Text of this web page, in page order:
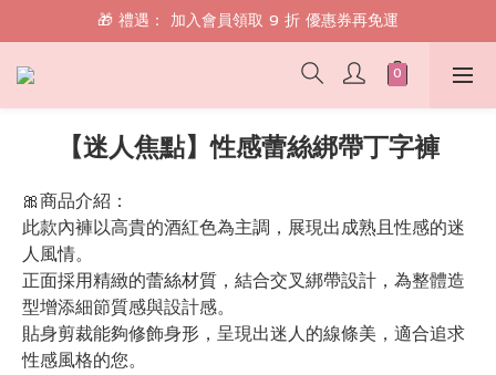
🎁 禮遇： 加入會員領取 9 折 優惠券再免運
🎁 禮遇： 加入會員領取 9 折 優惠券再免運
📱 綁定 LINE 好友，現領 $100 購物金！
🎁 禮遇： 加入會員領取 9 折 優惠券再免運
【迷人焦點】性感蕾絲綁帶丁字褲
🎀商品介紹：
此款內褲以高貴的酒紅色為主調，展現出成熟且性感的迷
人風情。
正面採用精緻的蕾絲材質，結合交叉綁帶設計，為整體造
型增添細節質感與設計感。
貼身剪裁能夠修飾身形，呈現出迷人的線條美，適合追求
性感風格的您。